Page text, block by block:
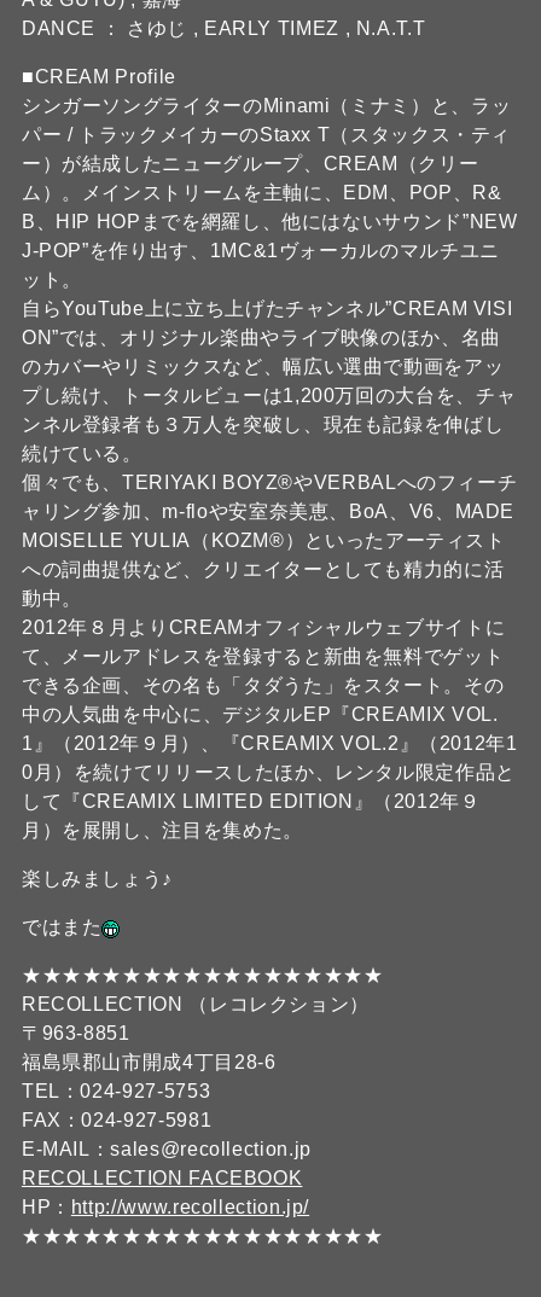
DANCE ： さゆじ , EARLY TIMEZ , N.A.T.T
■CREAM Profile
シンガーソングライターのMinami（ミナミ）と、ラッ
パー / トラックメイカーのStaxx T（スタックス・ティ
ー）が結成したニューグループ、CREAM（クリー
ム）。メインストリームを主軸に、EDM、POP、R&
B、HIP HOPまでを網羅し、他にはないサウンド”NEW
J-POP”を作り出す、1MC&1ヴォーカルのマルチユニ
ット。
自らYouTube上に立ち上げたチャンネル”CREAM VISI
ON”では、オリジナル楽曲やライブ映像のほか、名曲
のカバーやリミックスなど、幅広い選曲で動画をアッ
プし続け、トータルビューは1,200万回の大台を、チャ
ンネル登録者も３万人を突破し、現在も記録を伸ばし
続けている。
個々でも、TERIYAKI BOYZ®やVERBALへのフィーチ
ャリング参加、m-floや安室奈美恵、BoA、V6、MADE
MOISELLE YULIA（KOZM®）といったアーティスト
への詞曲提供など、クリエイターとしても精力的に活
動中。
2012年８月よりCREAMオフィシャルウェブサイトに
て、メールアドレスを登録すると新曲を無料でゲット
できる企画、その名も「タダうた」をスタート。その
中の人気曲を中心に、デジタルEP『CREAMIX VOL.
1』（2012年９月）、『CREAMIX VOL.2』（2012年1
0月）を続けてリリースしたほか、レンタル限定作品と
して『CREAMIX LIMITED EDITION』（2012年９
月）を展開し、注目を集めた。
楽しみましょう♪
ではまた
★★★★★★★★★★★★★★★★★★
RECOLLECTION （レコレクション）
〒963-8851
福島県郡山市開成4丁目28-6
TEL：024-927-5753
FAX：024-927-5981
E-MAIL：sales@recollection.jp
RECOLLECTION FACEBOOK
HP： http://www.recollection.jp/
★★★★★★★★★★★★★★★★★★